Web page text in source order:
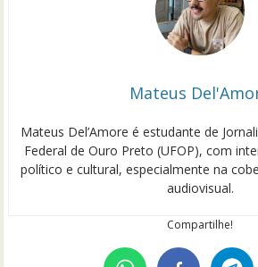
Mateus
Mateus Del’Amore é estudante de
Federal de Ouro Preto (UFOP), com
político e cultural, especialmente na
audiovisual.
Compartilhe!